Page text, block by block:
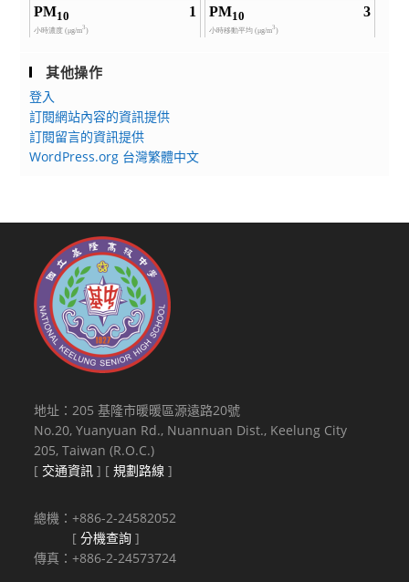
其他操作
登入
訂閱網站內容的資訊提供
訂閱留言的資訊提供
WordPress.org 台灣繁體中文
地址：205 基隆市暖暖區源遠路20號
No.20, Yuanyuan Rd., Nuannuan Dist., Keelung City
205, Taiwan (R.O.C.)
[ 交通資訊 ] [規劃路線 ]
總機：+886-2-24582052
[分機查詢 ]
傳真：+886-2-24573724